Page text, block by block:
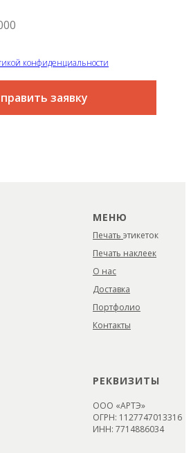
конфиденциальности
заявку
МЕНЮ
ООО «АРТЭ»
ОГРН: 1127747013316
ИНН: 7714886034
РЕКВИЗИТЫ
Печать наклеек
О нас
Доставка
Портфолио
Контакты
Печать этикеток